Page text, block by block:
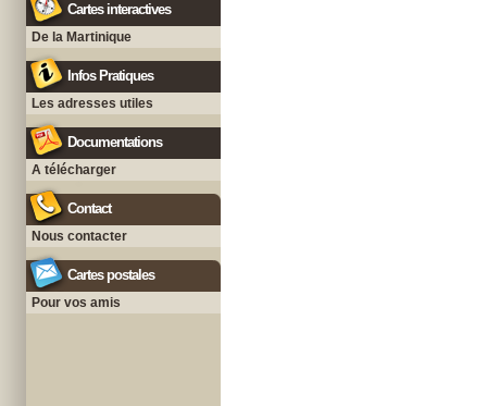
Cartes interactives
De la Martinique
Infos Pratiques
Les adresses utiles
Documentations
A télécharger
Contact
Nous contacter
Cartes postales
Pour vos amis